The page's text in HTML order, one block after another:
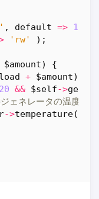
, default => 100
'rw' );
{
load + $amount);
&& $self->
ェネレータの温度を
->temperature(